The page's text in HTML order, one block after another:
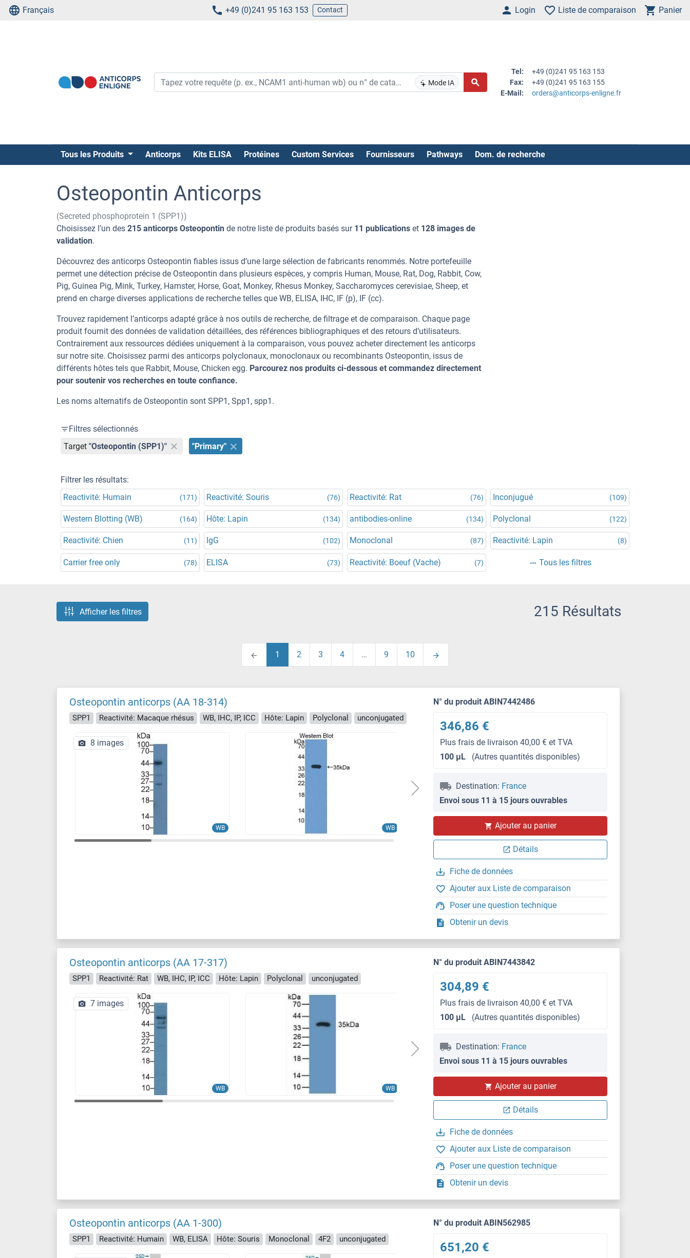
Français +49 (0)241 95 163 153 Contact Login Liste de comparaison Panier
Mode IA
Tel:
+49 (0)241 95 163 153
Fax:
+49 (0)241 95 163 155
E-Mail:
orders@anticorps-enligne.fr
Tous les Produits Anticorps Kits ELISA Protéines Custom Services Fournisseurs Pathways Dom. de recherche
Osteopontin Anticorps
(Secreted phosphoprotein 1 (SPP1))
Choisissez l’un des 215 anticorps Osteopontin de notre liste de produits basés sur 11 publications et 128 images de
validation.
Découvrez des anticorps Osteopontin fiables issus d’une large sélection de fabricants renommés. Notre portefeuille
permet une détection précise de Osteopontin dans plusieurs espèces, y compris Human, Mouse, Rat, Dog, Rabbit, Cow,
Pig, Guinea Pig, Mink, Turkey, Hamster, Horse, Goat, Monkey, Rhesus Monkey, Saccharomyces cerevisiae, Sheep, et
prend en charge diverses applications de recherche telles que WB, ELISA, IHC, IF (p), IF (cc).
Trouvez rapidement l’anticorps adapté grâce à nos outils de recherche, de filtrage et de comparaison. Chaque page
produit fournit des données de validation détaillées, des références bibliographiques et des retours d’utilisateurs.
Contrairement aux ressources dédiées uniquement à la comparaison, vous pouvez acheter directement les anticorps
sur notre site. Choisissez parmi des anticorps polyclonaux, monoclonaux ou recombinants Osteopontin, issus de
différents hôtes tels que Rabbit, Mouse, Chicken egg. Parcourez nos produits ci-dessous et commandez directement
pour soutenir vos recherches en toute confiance.
Les noms alternatifs de Osteopontin sont SPP1, Spp1, spp1.
Filtres sélectionnés
Target "Osteopontin (SPP1)" "Primary"
Filtrer les résultats:
Reactivité: Humain
(171) Reactivité: Souris (76) Reactivité: Rat (76) Inconjugué (109)
Western Blotting (WB) (164) Hôte: Lapin (134) antibodies-online (134) Polyclonal (122)
Reactivité: Chien (11) IgG (102) Monoclonal (87) Reactivité: Lapin (8)
Carrier free only (78) ELISA (73) Reactivité: Boeuf (Vache) (7) Tous les filtres
Afficher les filtres 215 Résultats
1 2 3 4 … 9 10
Osteopontin anticorps (AA 18-314)
SPP1 Reactivité: Macaque rhésus WB, IHC, IP, ICC Hôte: Lapin Polyclonal unconjugated
WB WB
IHC
8 images
N° du produit ABIN7442486
346,86 €
Plus frais de livraison 40,00 € et TVA
100 μL
(Autres quantités disponibles)
Destination: France
Envoi sous 11 à 15 jours ouvrables
Ajouter au panier
Détails
Fiche de données
Ajouter aux Liste de comparaison
Poser une question technique
Obtenir un devis
Osteopontin anticorps (AA 17-317)
SPP1 Reactivité: Rat WB, IHC, IP, ICC Hôte: Lapin Polyclonal unconjugated
WB WB
IHC
7 images
N° du produit ABIN7443842
304,89 €
Plus frais de livraison 40,00 € et TVA
100 μL
(Autres quantités disponibles)
Destination: France
Envoi sous 11 à 15 jours ouvrables
Ajouter au panier
Détails
Fiche de données
Ajouter aux Liste de comparaison
Poser une question technique
Obtenir un devis
Osteopontin anticorps (AA 1-300)
SPP1 Reactivité: Humain WB, ELISA Hôte: Souris Monoclonal 4F2 unconjugated
N° du produit ABIN562985
651,20 €